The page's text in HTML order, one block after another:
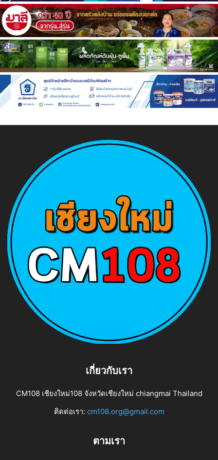
เกี่ยวกับเรา
CM108 เชียงใหม่108 จังหวัดเชียงใหม่ chiangmai Thailand
ติดต่อเรา: cm108.org@gmail.com
ตามเรา